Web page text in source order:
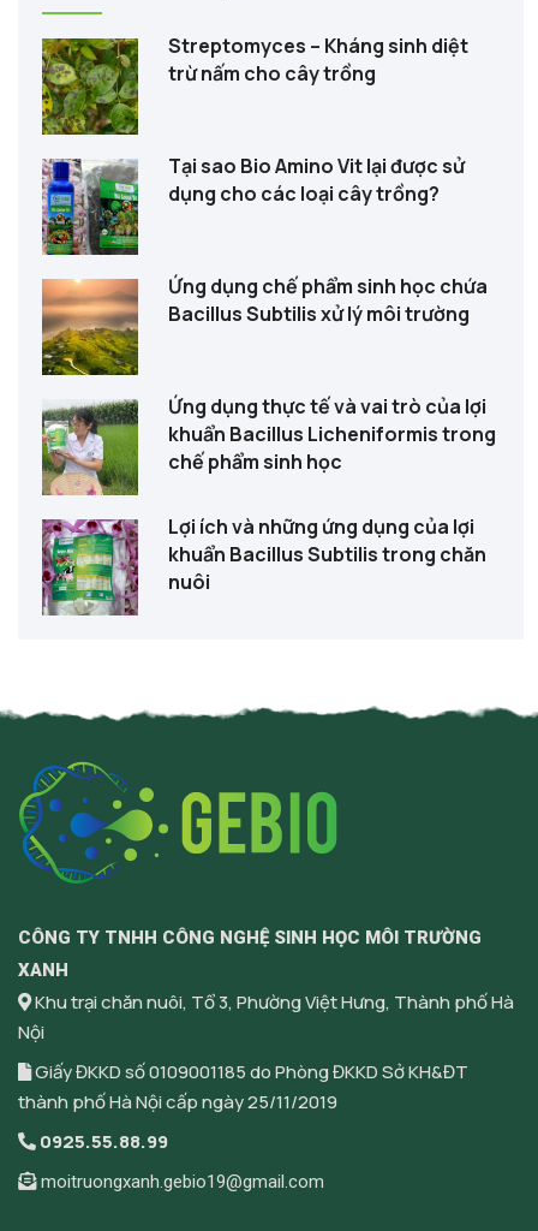
Streptomyces – Kháng sinh diệt
trừ nấm cho cây trồng
Tại sao Bio Amino Vit lại được sử
dụng cho các loại cây trồng?
Ứng dụng chế phẩm sinh học chứa
Bacillus Subtilis xử lý môi trường
Ứng dụng thực tế và vai trò của lợi
khuẩn Bacillus Licheniformis trong
chế phẩm sinh học
Lợi ích và những ứng dụng của lợi
khuẩn Bacillus Subtilis trong chăn
nuôi
CÔNG TY TNHH CÔNG NGHỆ SINH HỌC MÔI TRƯỜNG
XANH
Khu trại chăn nuôi, Tổ 3, Phường Việt Hưng, Thành phố Hà
Nội
Giấy ĐKKD số 0109001185 do Phòng ĐKKD Sở KH&ĐT
thành phố Hà Nội cấp ngày 25/11/2019
0925.55.88.99
moitruongxanh.gebio19@gmail.com